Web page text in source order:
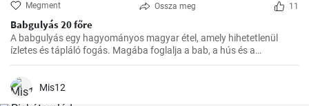
Megment Ossza meg 11
Babgulyás 20 főre
A babgulyás egy hagyományos magyar étel, amely hihetetlenül
ízletes és tápláló fogás. Magába foglalja a bab, a hús és a
zöldségek ízletes kombinációját. Egy tökéletes étel a hideg téli
napokon vagy egy nagy társasági összejövetelre, ugyanakkor
egyszerűen főzni is lehet. Ennek a receptnek segítségével 20 főre
Mis12